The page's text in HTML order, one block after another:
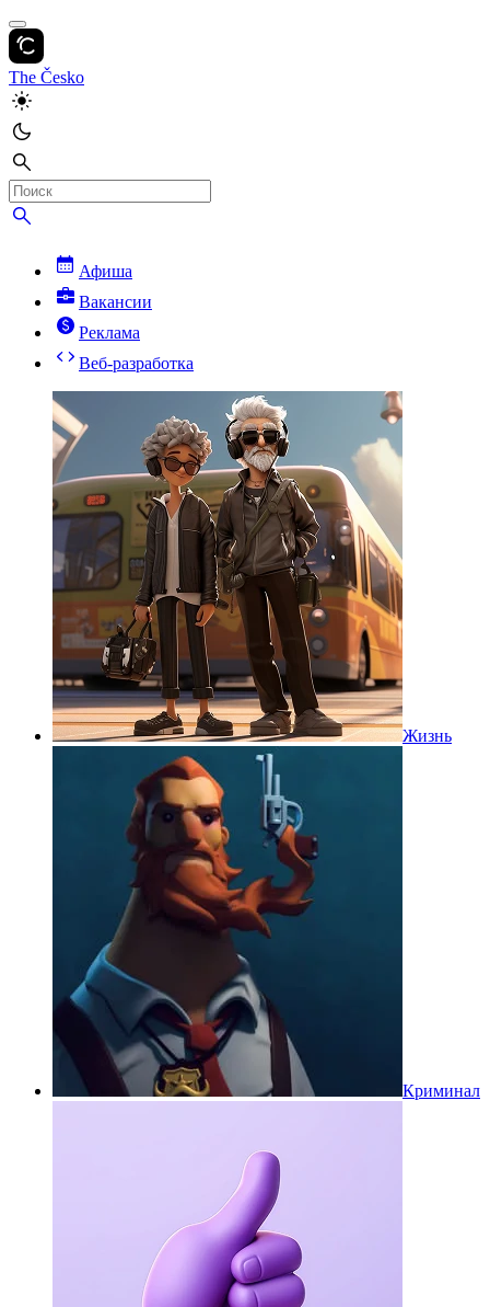
The Česko
Афиша
Вакансии
Реклама
Веб-разработка
Жизнь
Криминал